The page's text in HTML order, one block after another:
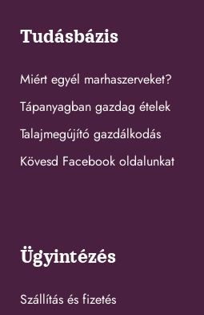
Tudásbázis
Miért egyél marhaszerveket?
Tápanyagban gazdag ételek
Talajmegújító gazdálkodás
Kövesd Facebook oldalunkat
Ügyintézés
Szállítás és fizetés